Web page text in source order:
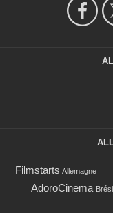
Filmstarts Allemagne
AdoroCinema